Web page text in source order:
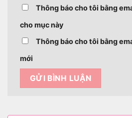
Thông báo cho tôi bằng
cho mục này
Thông báo cho tôi bằng
mới